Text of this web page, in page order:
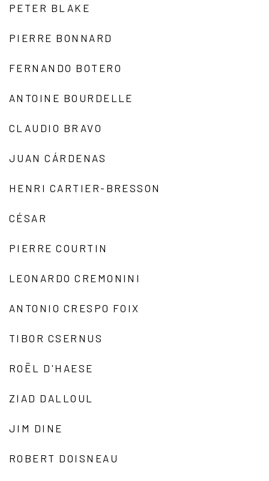
PETER BLAKE
PIERRE BONNARD
FERNANDO BOTERO
ANTOINE BOURDELLE
CLAUDIO BRAVO
JUAN CÁRDENAS
HENRI CARTIER-BRESSON
CÉSAR
PIERRE COURTIN
LEONARDO CREMONINI
ANTONIO CRESPO FOIX
TIBOR CSERNUS
ROËL D'HAESE
ZIAD DALLOUL
JIM DINE
ROBERT DOISNEAU